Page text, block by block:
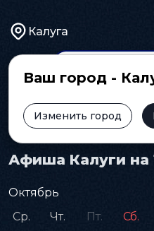
Калуга
Ваш город -
Изменить город
Главная Афиша
Афиша Калуги на
Октябрь
Ср.
Чт. Пт. Сб.